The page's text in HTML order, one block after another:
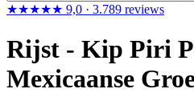
★★★★★ 9,0 · 3.789 reviews
Rijst - Kip Piri
Mexicaanse